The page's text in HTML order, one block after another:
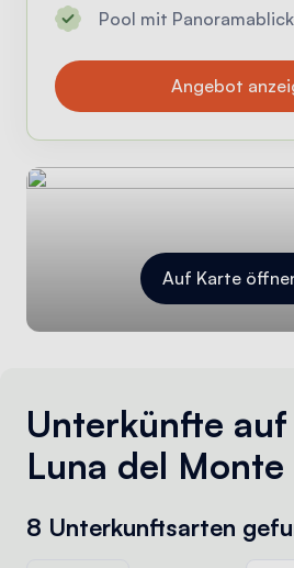
Pool mit Panoramablick
Angebot
Auf Karte
Unterkünfte
Luna del Monte
8 Unterkunftsarten